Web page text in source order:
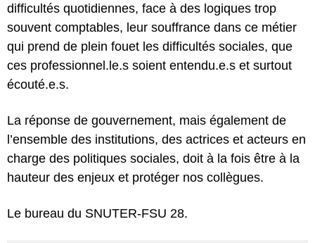
difficultés quotidiennes, face à des logiques trop
souvent comptables, leur souffrance dans ce métier
qui prend de plein fouet les difficultés sociales, que
ces professionnel.le.s soient entendu.e.s et surtout
écouté.e.s.
La réponse de gouvernement, mais également de
l’ensemble des institutions, des actrices et acteurs en
charge des politiques sociales, doit à la fois être à la
hauteur des enjeux et protéger nos collègues.
Le bureau du SNUTER-FSU 28.